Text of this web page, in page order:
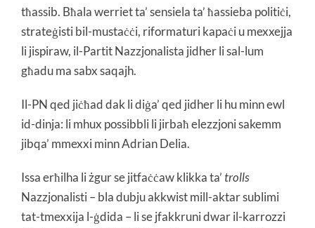
tħassib. Bħala werriet ta’ sensiela ta’ ħassieba politiċi,
strateġisti bil-mustaċċi, riformaturi kapaċi u mexxejja
li jispiraw, il-Partit Nazzjonalista jidher li sal-lum
għadu ma sabx saqajh.
Il-PN qed jiċħad dak li diġa’ qed jidher li hu minn ewl
id-dinja: li mhux possibbli li jirbaħ elezzjoni sakemm
jibqa’ mmexxi minn Adrian Delia.
Issa erħilha li żgur se jitfaċċaw klikka ta’ trolls
Nazzjonalisti – bla dubju akkwist mill-aktar sublimi
tat-tmexxija l-ġdida – li se jfakkruni dwar il-karrozzi